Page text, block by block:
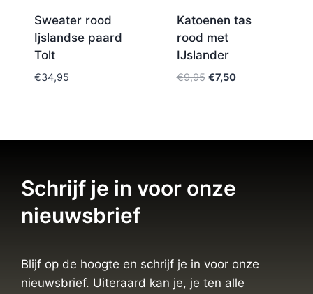
Sweater rood
Ijslandse paard
Tolt
€34,95
Katoenen tas
rood met
IJslander
€9,95 €7,50
Schrijf je in voor onze
nieuwsbrief
Blijf op de hoogte en schrijf je in voor onze
nieuwsbrief. Uiteraard kan je, je ten alle